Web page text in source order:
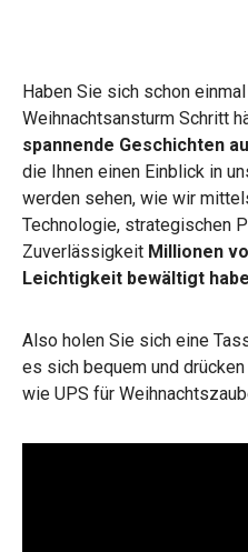
Haben Sie sich schon
Weihnachtsansturm Schritt
spannende Geschichten
die Ihnen einen Einblick in
werden sehen, wie wir
Technologie, strategischen
Zuverlässigkeit Millionen
Leichtigkeit bewältigt
Also holen Sie sich eine
es sich bequem und drücken
wie UPS für